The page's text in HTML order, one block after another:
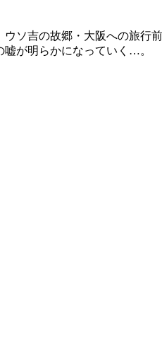
ソ吉の故郷・大阪への旅行
が明らかになっていく…。